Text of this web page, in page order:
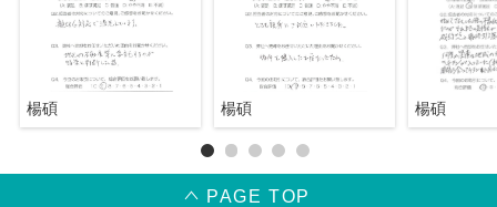
楊碩 楊碩 楊碩
PAGE TOP